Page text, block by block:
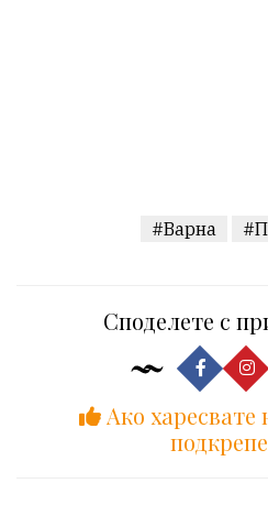
#Варна
Споделете с
Ако харесвате